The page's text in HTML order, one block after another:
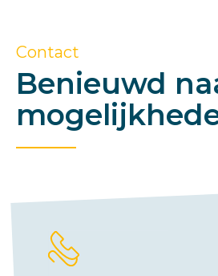
Contact
Benieuwd